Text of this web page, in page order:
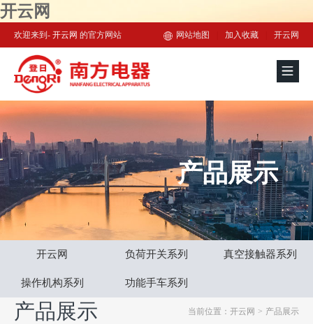
开云网
欢迎来到- 开云网 的官方网站 网站地图 加入收藏 开云网
产品展示
开云网 负荷开关系列 真空接触器系列
操作机构系列 功能手车系列
产品展示 当前位置：开云网 > 产品展示